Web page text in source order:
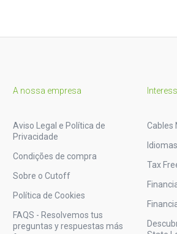
A nossa empresa
Aviso Legal e Política de
Privacidade
Condições de compra
Sobre o Cutoff
Política de Cookies
FAQS - Resolvemos tus
preguntas y respuestas más
Cables
Idiomas
Tax